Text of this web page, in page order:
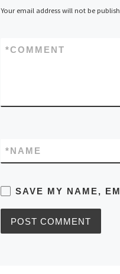
Your email address will not be
COMMENT
*
NAME
*
SAVE MY NAME,